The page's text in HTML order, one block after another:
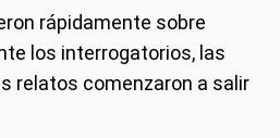
rápidamente sobre
los interrogatorios, las
relatos comenzaron a salir